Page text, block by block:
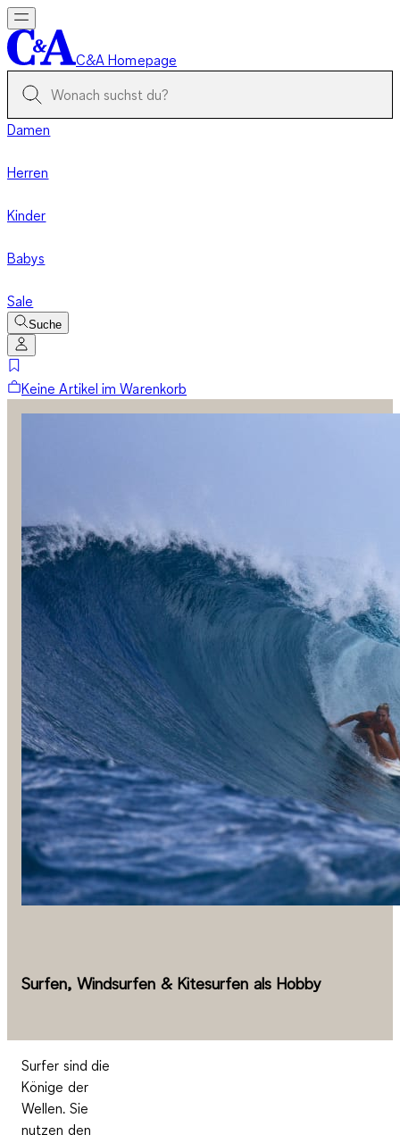
C&A Homepage
Damen
Herren
Kinder
Babys
Sale
Suche
Keine Artikel im Warenkorb
Surfen, Windsurfen & Kitesurfen als Hobby
Surfer sind die
Könige der
Wellen. Sie
nutzen den